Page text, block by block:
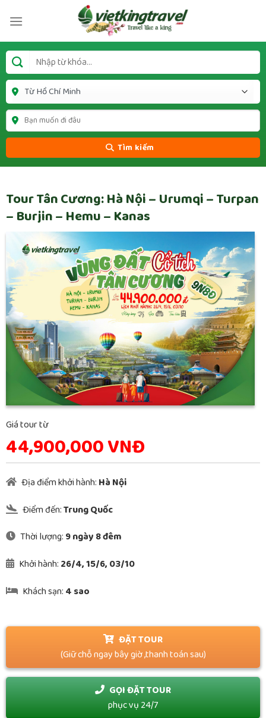
Tìm kiếm
Tour Tân Cương: Hà Nội – Urumqi – Turpan
– Burjin – Hemu – Kanas
Giá tour từ
44,900,000 VNĐ
Địa điểm khởi hành: Hà Nội
Điểm đến:Trung Quốc
Thời lượng: 9 ngày 8 đêm
Khởi hành: 26/4, 15/6, 03/10
Khách sạn: 4 sao
ĐẶT TOUR
(Giữ chỗ ngay bây giờ ,thanh toán sau)
GỌI ĐẶT TOUR
phục vụ 24/7